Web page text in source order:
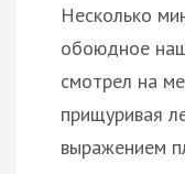
Несколько
обоюдное
смотрел на
прищуривая
выражением